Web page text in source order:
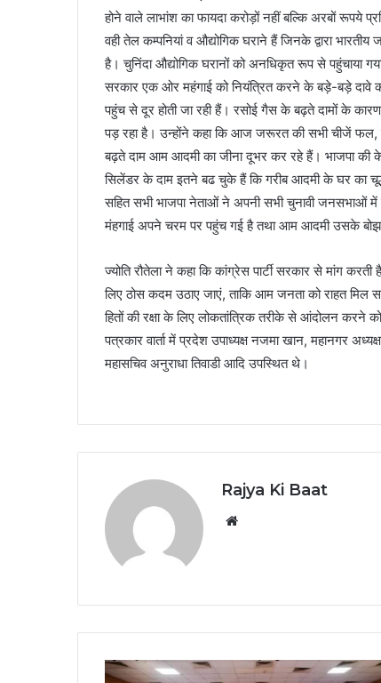
होने वाले लाभांश का फायदा करोड़ों नहीं बल्कि अरबों रूपये
वही तेल कम्पनियां व औद्योगिक घराने हैं जिनके द्वारा
है। चुनिंदा औद्योगिक घरानों को अनधिकृत रूप से पहुंचाया
सरकार एक ओर महंगाई को नियंत्रित करने के बड़े-बड़े दावे
पहुंच से दूर होती जा रही हैं। रसोई गैस के बढ़ते दामों के
पड़ रहा है। उन्होंने कहा कि आज जरूरत की सभी चीजें फल,
बढ़ते दाम आम आदमी का जीना दूभर कर रहे हैं। भाजपा की
सिलेंडर के दाम इतने बढ चुके हैं कि गरीब आदमी के घर का
सहित सभी भाजपा नेताओं ने अपनी सभी चुनावी जनसभाओं
मंहगाई अपने चरम पर पहुंच गई है तथा आम आदमी उसके
ज्योति रौतेला ने कहा कि कांग्रेस पार्टी सरकार से मांग
लिए ठोस कदम उठाए जाएं, ताकि आम जनता को राहत मिल
हितों की रक्षा के लिए लोकतांत्रिक तरीके से आंदोलन करने को
पत्रकार वार्ता में प्रदेश उपाध्यक्ष नजमा खान, महानगर
महासचिव अनुराधा तिवाडी आदि उपस्थित थे।
Rajya Ki Baat